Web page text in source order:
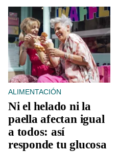
ALIMENTACIÓN
Ni el helado ni la
paella afectan igual
a todos: así
responde tu glucosa